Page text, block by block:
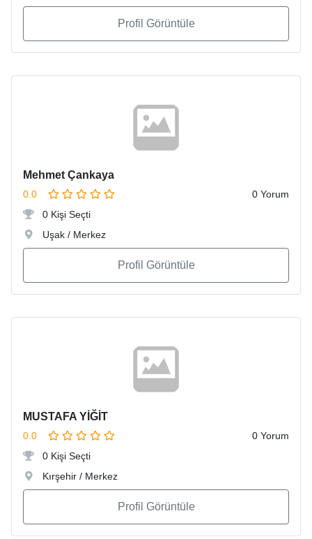
Profil Görüntüle
Mehmet Çankaya
0.0
0 Yorum
0 Kişi Seçti
Uşak / Merkez
Profil Görüntüle
MUSTAFA YİĞİT
0.0
0 Yorum
0 Kişi Seçti
Kırşehir / Merkez
Profil Görüntüle